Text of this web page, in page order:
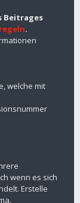
Beitrages
.
welche mit
wenn es sich
Erstelle